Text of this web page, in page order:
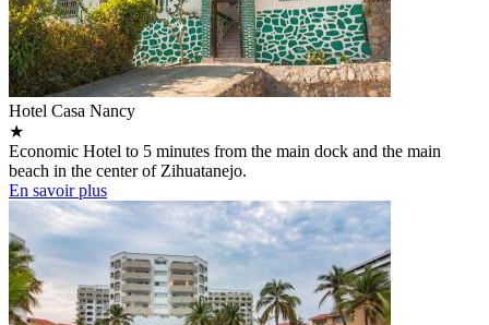
Hotel Casa Nancy
★
Economic Hotel to 5 minutes from the main dock and the main
beach in the center of Zihuatanejo.
En savoir plus